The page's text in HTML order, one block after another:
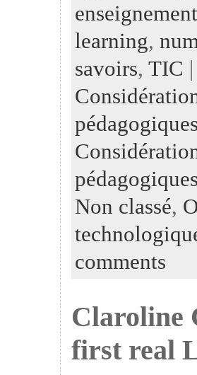
enseignement
learning,
savoirs, TIC
Non classé,
comments
Claroline
first real